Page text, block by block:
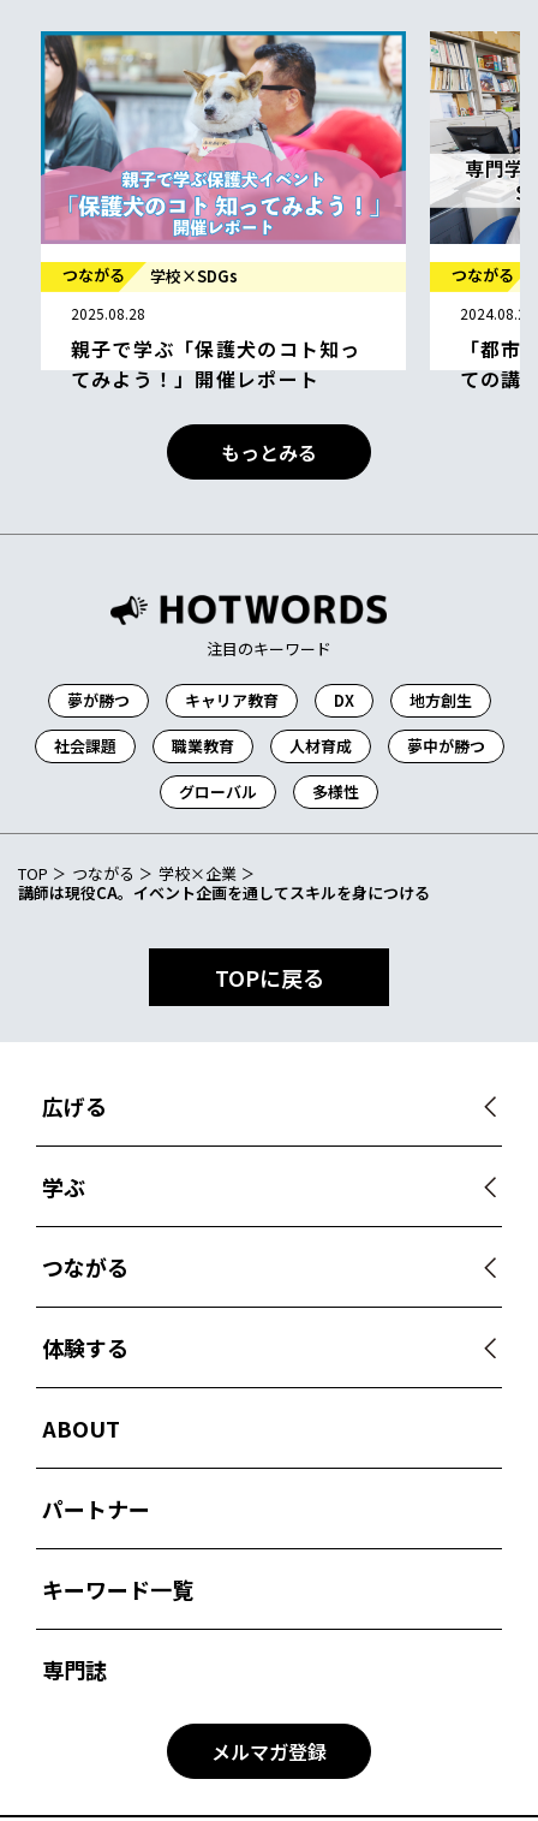
つながる 学校×SDGs
2024.08.29
「都市とSDGsの関わり」につい
ての講座や研究
内田 一平 鹿児島工業高等学校 都市環境
デザイン工学科 准教授
人材育成
つながる
2024.08.21
デジタル
びを追求
倉本 龍 N中
キャリア
もっとみる
注目のキーワード
夢が勝つ キャリア教育 DX
地方創生
社会課題
職業教育 人材育成
夢中が勝つ
グローバル
多様性
TOP つながる
学校×企業
講師は現役CA。イベント企画を通してスキルを身につける
TOPに戻る
広げる
学ぶ
つながる
体験する
ABOUT
パートナー
キーワード一覧
専門誌
メルマガ登録